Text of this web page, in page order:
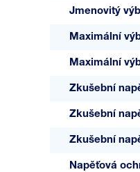
Jmenovitý
Maximální
Maximální
Zkušební
Zkušební
Zkušební
Napěťová